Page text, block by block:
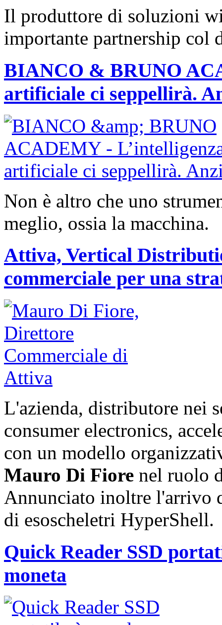
Il produttore di soluzioni
importante partnership
BIANCO & BRUNO
artificiale ci seppellirà.
Non è altro che uno
meglio, ossia la macchina.
Attiva, Vertical
commerciale per una
L'azienda, distributore nei
consumer electronics,
con un modello
Mauro Di Fiore nel ruolo
Annunciato inoltre l'arrivo
di esoscheletri HyperShell.
Quick Reader SSD
moneta